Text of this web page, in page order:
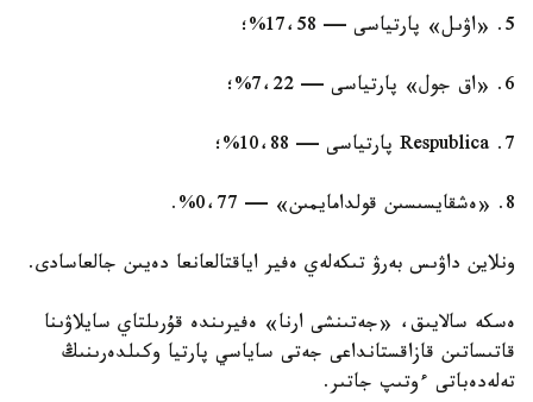
5. «اۋىل» پارتياسى — 17،58%؛
6. «اق جول» پارتياسى — 7،22%؛
7. Respublica پارتياسى — 10،88%؛
8. «ەشقايسىسىن قولدامايمىن» — 0،77%.
ونلاين داۋىس بەرۋ تىكەلەي ەفير اياقتالعانعا دەيىن جالعاسادى.
ەسكە سالايىق، «جەتىنشى ارنا» ەفيرىندە قۇرىلتاي سايلاۋىنا
قاتىساتىن قازاقستانداعى جەتى ساياسي پارتيا وكىلدەرىنىڭ
تەلەدەباتى ءوتىپ جاتىر.